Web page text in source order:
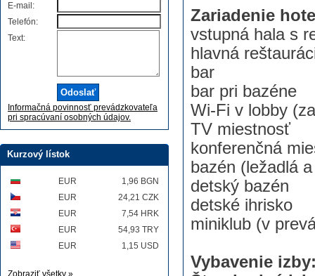
Zariadenie
vstupná hala s
hlavná
bar
bar pri bazéne
Wi-Fi v lobby
TV miestnosť
konferenčná
bazén (ležadlá
detský bazén
detské ihrisko
miniklub (v
Vybavenie
E-mail:
Telefón:
Text:
Informačná povinnosť prevádzkovateľa
pri spracúvaní osobných údajov.
Kurzový lístok
EUR
1,96 BGN
EUR
24,21 CZK
EUR
7,54 HRK
EUR
54,93 TRY
EUR
1,15 USD
Zobraziť všetky »